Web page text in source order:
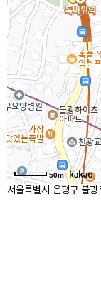
50m
서울특별시 은평구 불